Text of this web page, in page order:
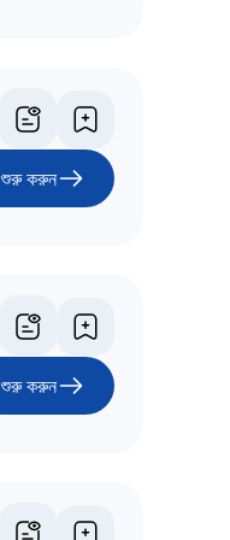
শুরু করুন
শুরু করুন